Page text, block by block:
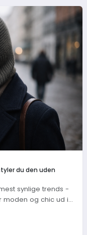
du den uden
synlige trends -
moden og chic ud i…